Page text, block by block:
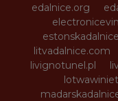
edalnice.org
litvadalnice.com
livignotunel.pl